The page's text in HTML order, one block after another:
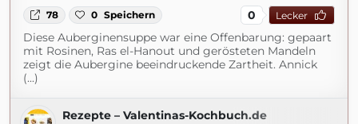
78 0 Speichern 0 Lecker
Diese Auberginensuppe war eine Offenbarung: gepaart
mit Rosinen, Ras el-Hanout und gerösteten Mandeln
zeigt die Aubergine beeindruckende Zartheit. Annick
(...)
Rezepte – Valentinas-Kochbuch.de